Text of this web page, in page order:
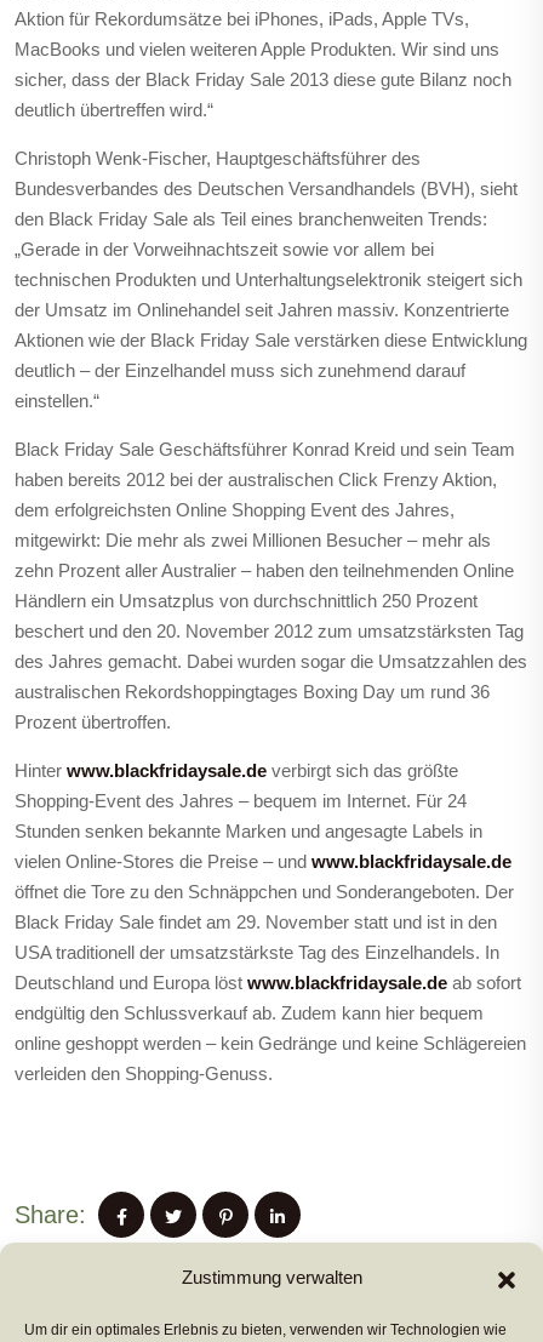
Zustimmung verwalten
Um dir ein optimales Erlebnis zu bieten, verwenden wir Technologien wie
Aktion für Rekordumsätze bei iPhones, iPads, Apple TVs,
MacBooks und vielen weiteren Apple Produkten. Wir sind uns
sicher, dass der Black Friday Sale 2013 diese gute Bilanz noch
deutlich übertreffen wird.“
Christoph Wenk-Fischer, Hauptgeschäftsführer des
Bundesverbandes des Deutschen Versandhandels (BVH), sieht
den Black Friday Sale als Teil eines branchenweiten Trends:
„Gerade in der Vorweihnachtszeit sowie vor allem bei
technischen Produkten und Unterhaltungselektronik steigert sich
der Umsatz im Onlinehandel seit Jahren massiv. Konzentrierte
Aktionen wie der Black Friday Sale verstärken diese Entwicklung
deutlich – der Einzelhandel muss sich zunehmend darauf
einstellen.“
Black Friday Sale Geschäftsführer Konrad Kreid und sein Team
haben bereits 2012 bei der australischen Click Frenzy Aktion,
dem erfolgreichsten Online Shopping Event des Jahres,
mitgewirkt: Die mehr als zwei Millionen Besucher – mehr als
zehn Prozent aller Australier – haben den teilnehmenden Online
Händlern ein Umsatzplus von durchschnittlich 250 Prozent
beschert und den 20. November 2012 zum umsatzstärksten Tag
des Jahres gemacht. Dabei wurden sogar die Umsatzzahlen des
australischen Rekordshoppingtages Boxing Day um rund 36
Prozent übertroffen.
Hinter www.blackfridaysale.de verbirgt sich das größte
Shopping-Event des Jahres – bequem im Internet. Für 24
Stunden senken bekannte Marken und angesagte Labels in
vielen Online-Stores die Preise – und www.blackfridaysale.de
öffnet die Tore zu den Schnäppchen und Sonderangeboten. Der
Black Friday Sale findet am 29. November statt und ist in den
USA traditionell der umsatzstärkste Tag des Einzelhandels. In
Deutschland und Europa löst www.blackfridaysale.de ab sofort
endgültig den Schlussverkauf ab. Zudem kann hier bequem
online geshoppt werden – kein Gedränge und keine Schlägereien
verleiden den Shopping-Genuss.
Share:
PREVIUS POST